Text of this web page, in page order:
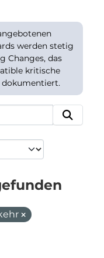
werden stetig
Changes, das
kritische
dokumentiert.